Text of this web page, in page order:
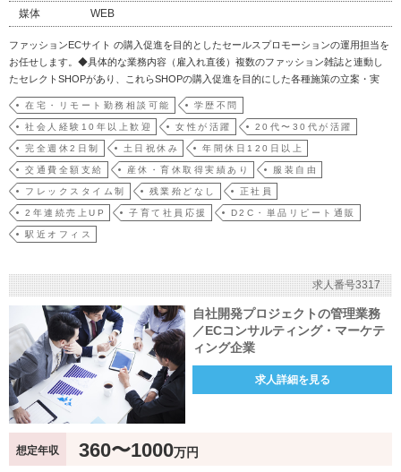
媒体
WEB
ファッションECサイト の購入促進を目的としたセールスプロモーションの運用担当を
お任せします。◆具体的な業務内容（雇入れ直後）複数のファッション雑誌と連動し
たセレクトSHOPがあり、これらSHOPの購入促進を目的にした各種施策の立案・実
行、分析、レポート作成、改善提案までを中心に携わっていただきます。雑誌連動の
メディアサイトと連携しながら、各SHOPの集客戦略・顧客戦略といった上流工程にも
関わりな…
在宅・リモート勤務相談可能 学歴不問
社会人経験10年以上歓迎 女性が活躍 20代〜30代が活躍
完全週休2日制 土日祝休み 年間休日120日以上
交通費全額支給 産休・育休取得実績あり 服装自由
フレックスタイム制 残業殆どなし 正社員
2年連続売上UP 子育て社員応援 D2C・単品リピート通販
駅近オフィス
求人番号3317
自社開発プロジェクトの管理業務
／ECコンサルティング・マーケテ
ィング企業
求人詳細を見る
想定年収 360〜1000万円